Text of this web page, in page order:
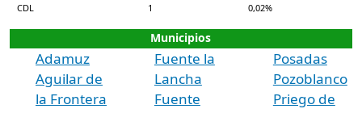
CDL 1 0,02%
Municipios
Adamuz
Aguilar de
la Frontera
Fuente la
Lancha
Fuente
Posadas
Pozoblanco
Priego de